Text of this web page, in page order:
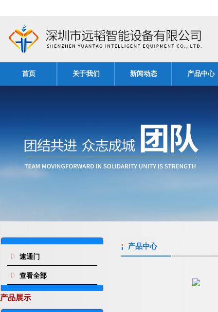
首页 关于我们 新闻动态 产品中心
速通门
查看全部
产品展示
产品中心